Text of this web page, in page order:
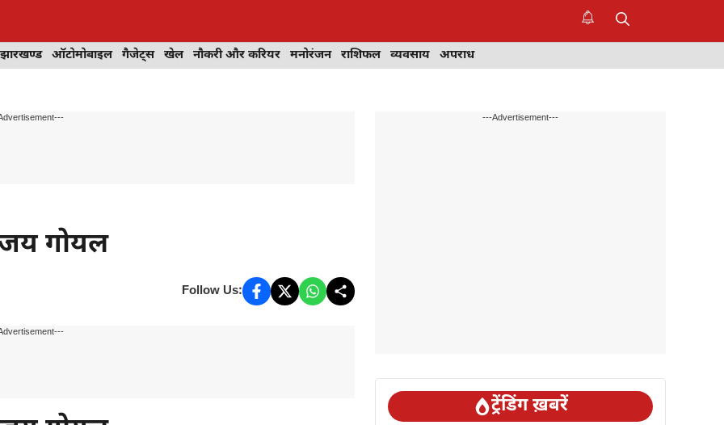
झारखण्ड ऑटोमोबाइल गैजेट्स खेल नौकरी और करियर मनोरंजन राशिफल व्यवसाय अपराध
गोयल
Follow Us:
---Advertisement---
ट्रेंडिंग ख़बरें